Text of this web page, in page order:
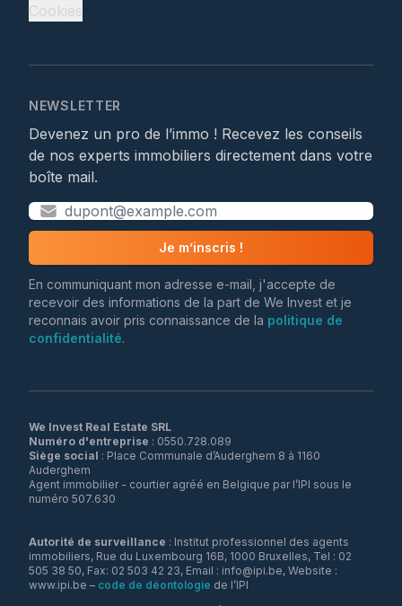
Cookies
NEWSLETTER
Devenez un pro de l’immo ! Recevez les conseils
de nos experts immobiliers directement dans votre
boîte mail.
Je m’inscris !
En communiquant mon adresse e-mail, j'accepte de
recevoir des informations de la part de We Invest et je
reconnais avoir pris connaissance de la politique de
confidentialité.
We Invest Real Estate SRL
Numéro d'entreprise
Siège social : Place Communale d’Auderghem 8 à 1160
Auderghem
Agent immobilier - courtier agréé en Belgique par l’IPI sous le
numéro 507.630
Autorité de surveillance : Institut professionnel des agents
immobiliers, Rue du Luxembourg 16B, 1000 Bruxelles, Tel : 02
505 38 50, Fax: 02 503 42 23, Email : info@ipi.be, Website :
www.ipi.be – code de déontologie de l’IPI